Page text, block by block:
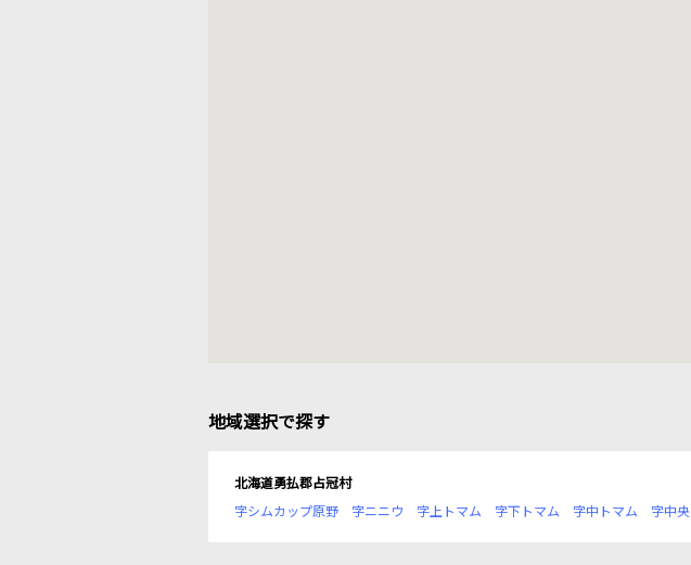
地域選択で探す
北海道勇払郡占冠村
字シムカップ原野
字ニニウ 字上トマム 字下トマム 字中トマム 字中央